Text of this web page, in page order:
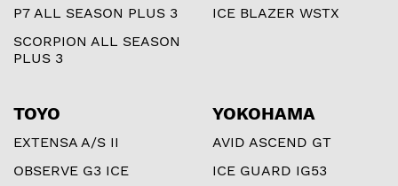
P7 ALL SEASON PLUS 3
SCORPION ALL SEASON
PLUS 3
ICE BLAZER WSTX
TOYO
EXTENSA A/S II
OBSERVE G3 ICE
YOKOHAMA
AVID ASCEND GT
ICE GUARD IG53